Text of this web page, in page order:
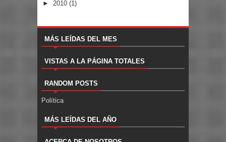
► 2010 (1)
MÁS LEÍDAS DEL MES
VISTAS A LA PÁGINA TOTALES
RANDOM POSTS
Política
MÁS LEÍDAS DEL AÑO